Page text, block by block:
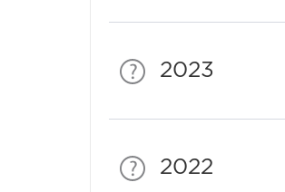
2023
2022